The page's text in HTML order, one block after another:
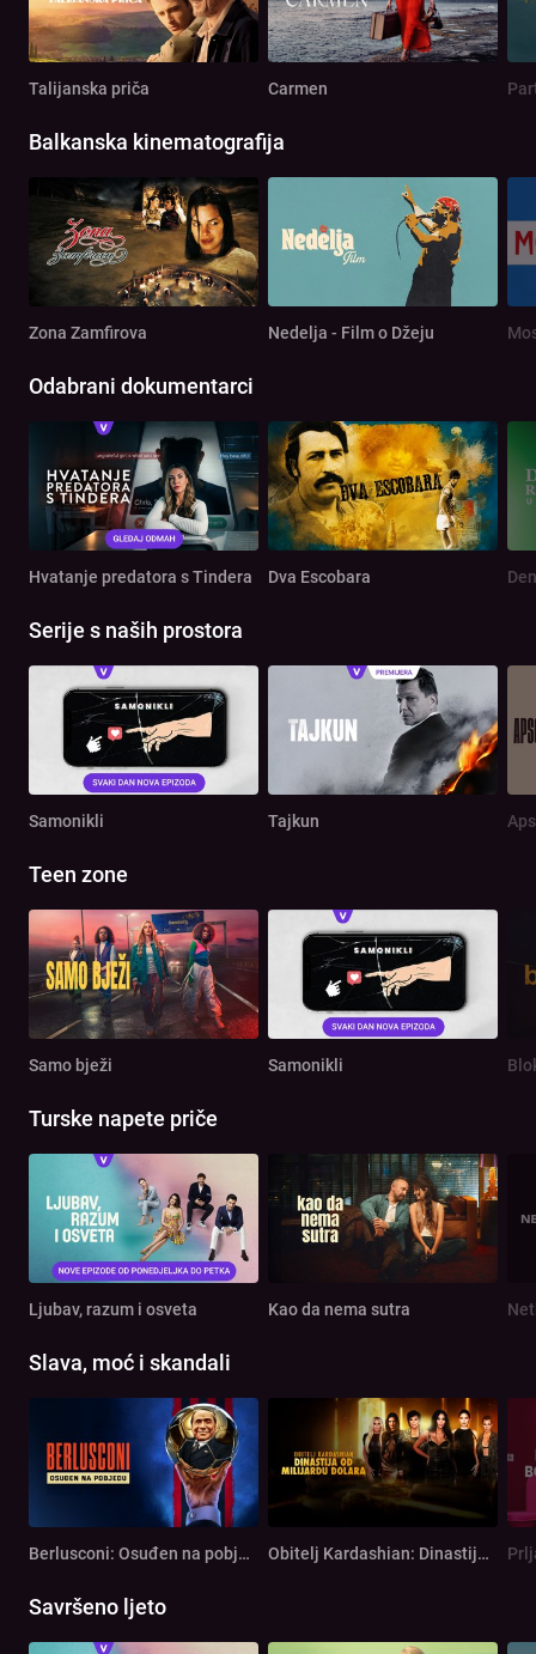
Talijanska priča Carmen
Balkanska kinematografija
Zona Zamfirova Nedelja - Film o Džeju
Odabrani dokumentarci
Hvatanje predatora s Tindera Dva Escobara
Serije s naših prostora
Samonikli Tajkun
Teen zone
Samo bježi Samonikli
Turske napete priče
Ljubav, razum i osveta Kao da nema sutra
Slava, moć i skandali
Berlusconi: Osuđen na pobjedu Obitelj Kardashian: Dinastija od milijardu dolara
Savršeno ljeto